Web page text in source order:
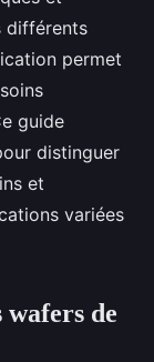
différents
permet
guide
distinguer
et
variées
de